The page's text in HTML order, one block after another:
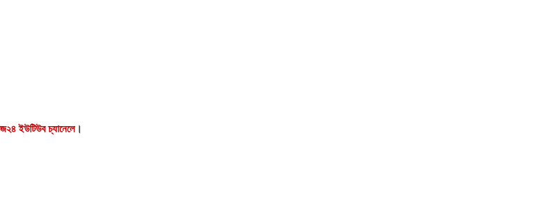
ইউটিউব চ্যানেলে।